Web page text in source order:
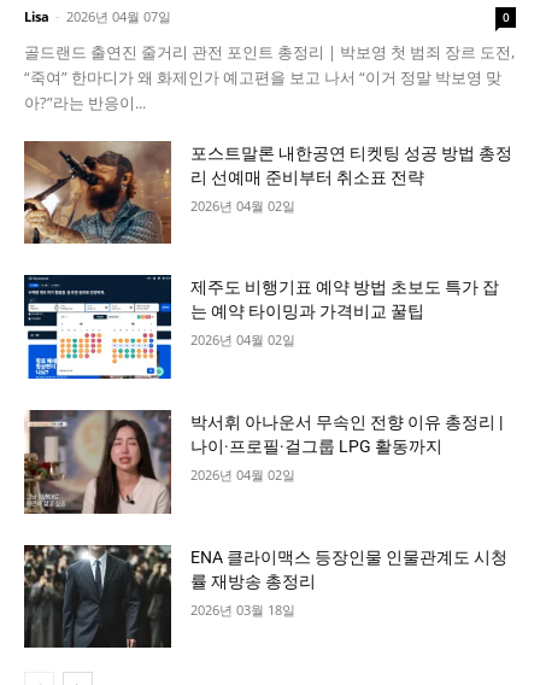
Lisa - 2026년 04월 07일 0
골드랜드 출연진 줄거리 관전 포인트 총정리 | 박보영 첫 범죄 장르 도전,
“죽여” 한마디가 왜 화제인가 예고편을 보고 나서 “이거 정말 박보영 맞
아?”라는 반응이...
포스트말론 내한공연 티켓팅 성공 방법 총정
리 선예매 준비부터 취소표 전략
2026년 04월 02일
제주도 비행기표 예약 방법 초보도 특가 잡
는 예약 타이밍과 가격비교 꿀팁
2026년 04월 02일
박서휘 아나운서 무속인 전향 이유 총정리 |
나이·프로필·걸그룹 LPG 활동까지
2026년 04월 02일
ENA 클라이맥스 등장인물 인물관계도 시청
률 재방송 총정리
2026년 03월 18일